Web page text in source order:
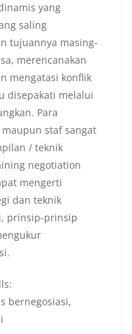
yang
saling
tujuannya masing-
merencanakan
mengatasi konflik
disepakati melalui
Para
staf sangat
/ teknik
negotiation
mengerti
dan teknik
prinsip-prinsip
bernegosiasi,